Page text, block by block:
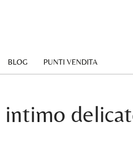
BLOG PUNTI VENDITA